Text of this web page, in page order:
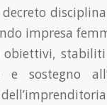
impresa
obiettivi, stabiliti
e sostegno